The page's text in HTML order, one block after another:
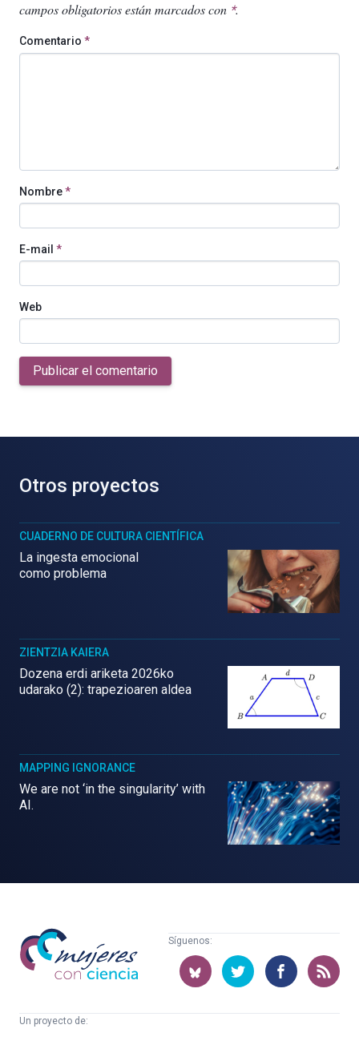
campos obligatorios están marcados con *.
Comentario *
Nombre*
E-mail *
Web
Publicar el comentario
Otros proyectos
CUADERNO DE CULTURA CIENTÍFICA
La ingesta emocional
como problema
ZIENTZIA KAIERA
Dozena erdi ariketa 2026ko
udarako (2): trapezioaren aldea
MAPPING IGNORANCE
We are not ‘in the singularity’ with
AI.
Mujeres
con
ciencia
Síguenos:
Un proyecto de: